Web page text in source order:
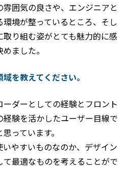
囲気の良さや、エンジニアと
境が整っているところ、そし
り組む姿がとても魅力的に感
ました。
を教えてください。
ダーとしての経験とフロント
験を活かしたユーザー目線で
っています。
やすいものなのか、デザイン
最適なものを考えることがで